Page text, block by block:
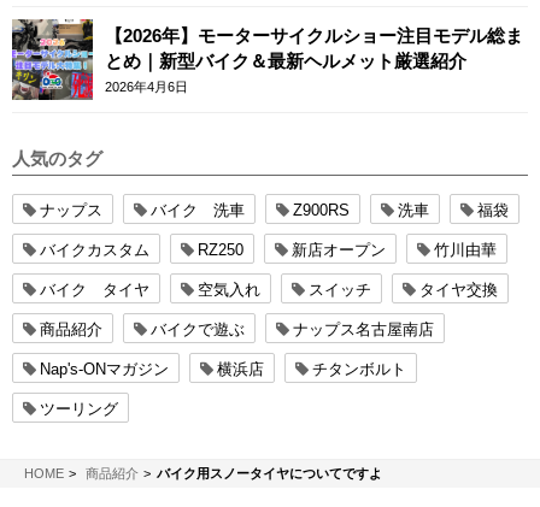
【2026年】モーターサイクルショー注目モデル総ま
とめ｜新型バイク＆最新ヘルメット厳選紹介
2026年4月6日
人気のタグ
ナップス バイク 洗車 Z900RS 洗車 福袋
バイクカスタム RZ250 新店オープン 竹川由華
バイク タイヤ 空気入れ スイッチ タイヤ交換
商品紹介 バイクで遊ぶ ナップス名古屋南店
Nap's-ONマガジン 横浜店 チタンボルト
ツーリング
HOMENAPS-ON マガジン
商品紹介 バイク用スノータイヤについてですよ